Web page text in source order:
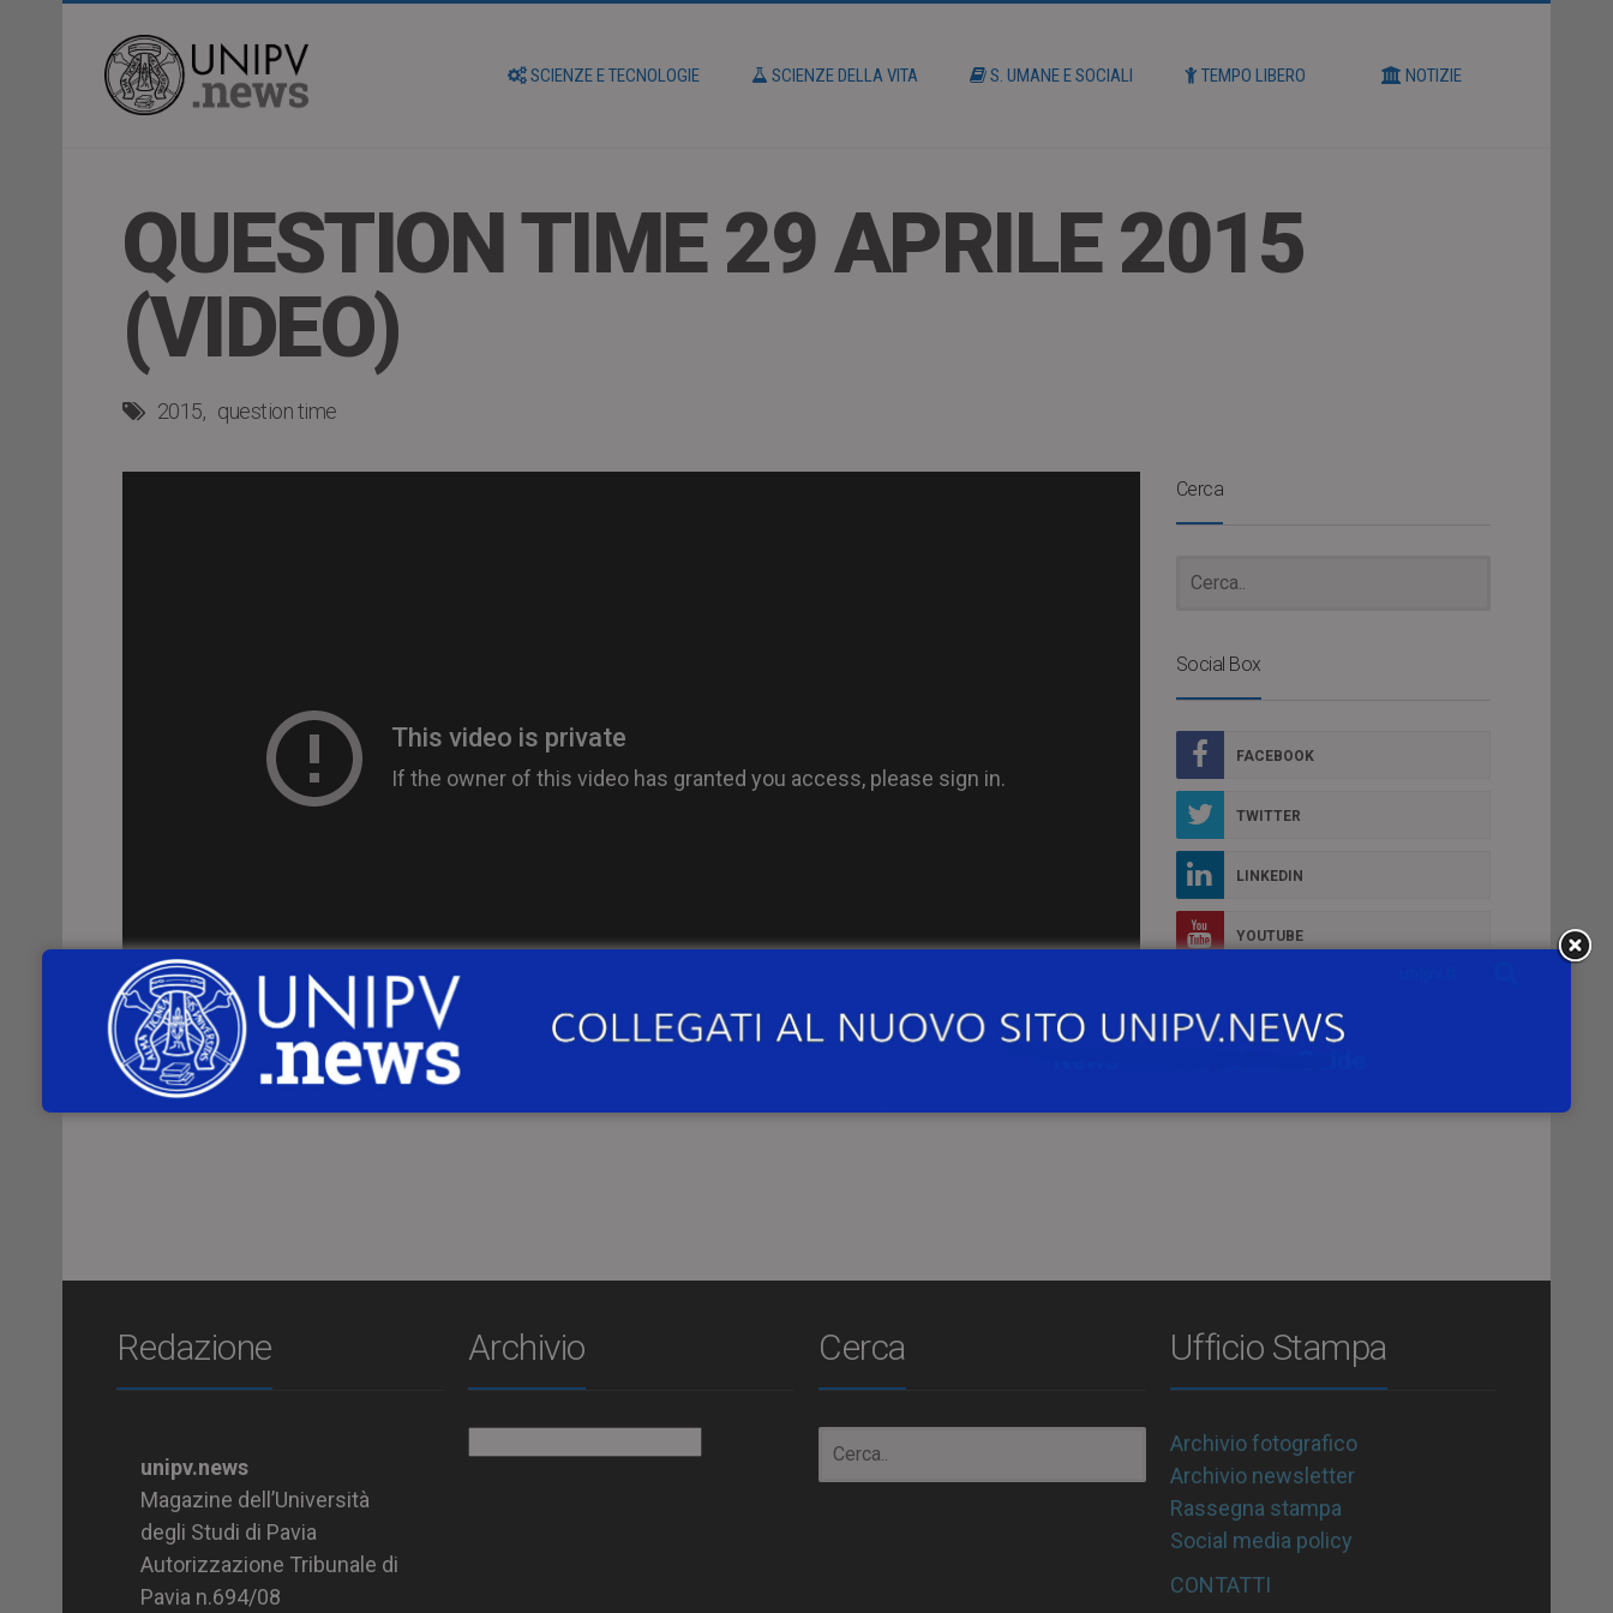
SCIENZE E TECNOLOGIE SCIENZE DELLA VITA S. UMANE E SOCIALI TEMPO LIBERO NOTIZIE
QUESTION TIME 29 APRILE 2015
(VIDEO)
2015 question time
Online il video integrale del Question Time del 29 aprile 2015.
Cerca
Social Box
FACEBOOK
TWITTER
LINKEDIN
YOUTUBE
Redazione
unipv.news
Magazine dell’Università
degli Studi di Pavia
Autorizzazione Tribunale di
Pavia n.694/08
Archivio Cerca Ufficio Stampa
Archivio fotografico
Archivio newsletter
Rassegna stampa
Social media policy
CONTATTI